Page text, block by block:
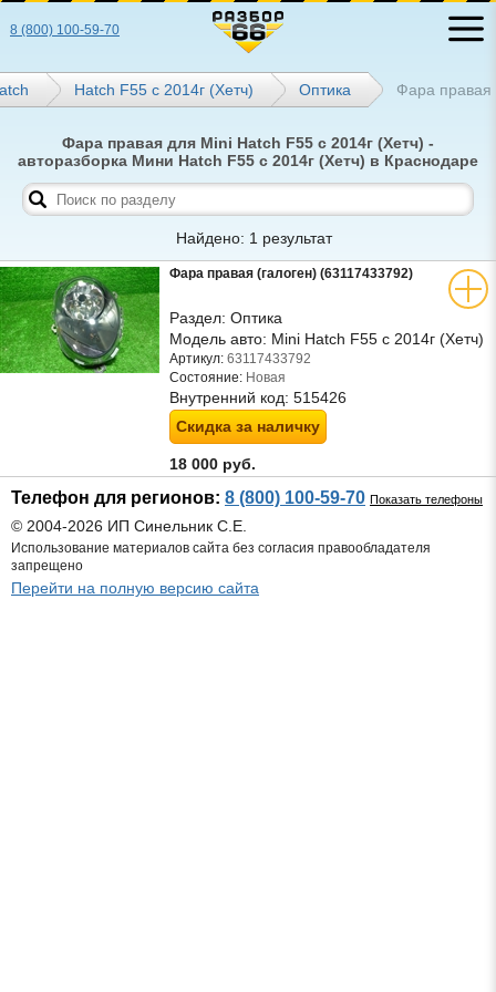
8 (800) 100-59-70
Hatch F55 с 2014г (Хетч) Оптика Фара правая
Фара правая для Mini Hatch F55 с 2014г (Хетч) -
авторазборка Мини Hatch F55 с 2014г (Хетч) в Краснодаре
Найдено: 1 результат
Фара правая (галоген) (63117433792)
Раздел: Оптика
Модель авто: Mini Hatch F55 с 2014г (Хетч)
Артикул: 63117433792
Состояние: Новая
Внутренний код: 515426
Скидка за наличку
18 000 руб.
Телефон для регионов: 8 (800) 100-59-70 Показать телефоны
© 2004-2026 ИП Синельник С.Е.
Использование материалов сайта без согласия правообладателя
запрещено
Перейти на полную версию сайта